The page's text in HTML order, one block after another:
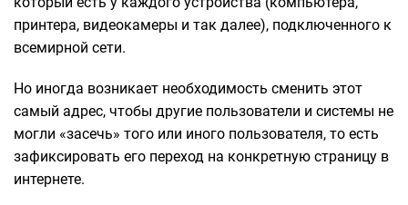
принтера, видеокамеры и так далее), подключенного к
всемирной сети.
Но иногда возникает необходимость сменить этот
самый адрес, чтобы другие пользователи и системы не
могли «засечь» того или иного пользователя, то есть
зафиксировать его переход на конкретную страницу в
интернете.